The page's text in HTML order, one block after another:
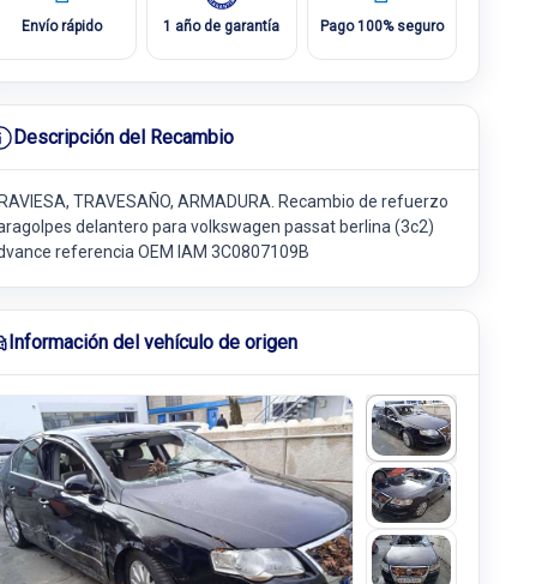
Envío rápido 1 año de garantía Pago 100% seguro
Descripción del Recambio
TRAVESAÑO, ARMADURA. Recambio de refuerzo
delantero para volkswagen passat berlina (3c2)
referencia OEM IAM 3C0807109B
Información del vehículo de origen